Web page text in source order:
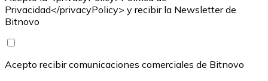
Privacidad</privacyPolicy> y recibir la Newsletter de
Bitnovo
Acepto recibir comunicaciones comerciales de Bitnovo